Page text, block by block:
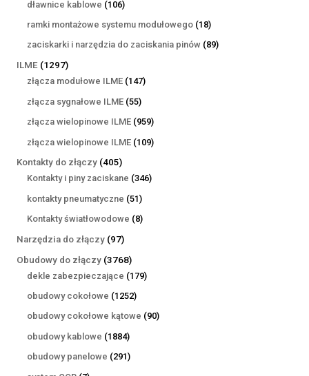
dławnice kablowe 106106
produktów
ramki montażowe systemu modułowego 1818
produktów
zaciskarki i narzędzia do zaciskania pinów 8989
ILME 12971297
produktów
złącza modułowe ILME 147147
złącza sygnałowe ILME 5555
produktów
złącza wielopinowe ILME 959959
produktów
złącza wielopinowe ILME 109109
Kontakty do złączy 405405
produktów
Kontakty i piny zaciskane 346346
kontakty pneumatyczne 5151
produktów
Kontakty światłowodowe 88
Narzędzia do złączy 9797
produktów
Obudowy do złączy 37683768
produktów
dekle zabezpieczające 179179
obudowy cokołowe 12521252
produkty
obudowy cokołowe kątowe 9090
obudowy kablowe 18841884
produkty
obudowy panelowe 291291